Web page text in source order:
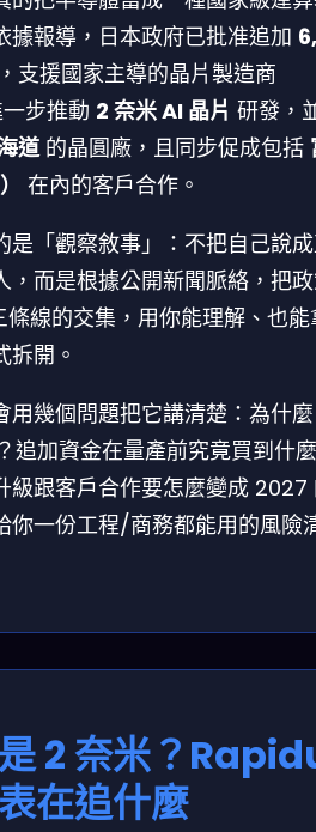
據報導，日本政府已批准追加
支援國家主導的晶片製造商
步推動 2 奈米 AI 晶片 研發，
道的晶圓廠，且同步促成包括
在內的客戶合作。
是「觀察敘事」：不把自己說
，而是根據公開新聞脈絡，把
線的交集，用你能理解、也能
拆開。
用幾個問題把它講清楚：為什
追加資金在量產前究竟買到什
級跟客戶合作要怎麼變成 2027
你一份工程/商務都能用的風險
2 奈米？
在追什麼